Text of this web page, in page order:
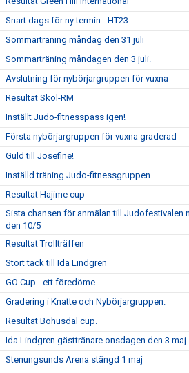
Snart dags för ny termin - HT23
Sommarträning måndag den 31 juli
Sommarträning måndagen den 3 juli.
Avslutning för nybörjargruppen för vuxna
Resultat Skol-RM
Inställt Judo-fitnesspass igen!
Första nybörjargruppen för vuxna graderad
Guld till Josefine!
Inställd träning Judo-fitnessgruppen
Resultat Hajime cup
Sista chansen för anmälan till Judofestivalen
den 10/5
Resultat Trollträffen
Stort tack till Ida Lindgren
GO Cup - ett föredöme
Gradering i Knatte och Nybörjargruppen.
Resultat Bohusdal cup.
Ida Lindgren gästtränare onsdagen den 3 maj
Stenungsunds Arena stängd 1 maj